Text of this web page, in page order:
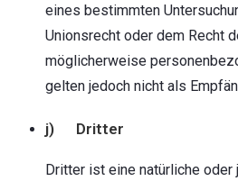
eines bestimmten
Unionsrecht oder dem Recht
möglicherweise
gelten jedoch nicht als
j) Dritter
Dritter ist eine natürliche